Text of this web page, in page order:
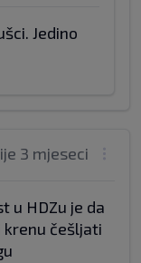
Jedino
3 mjeseci
u HDZu je da
krenu češljati